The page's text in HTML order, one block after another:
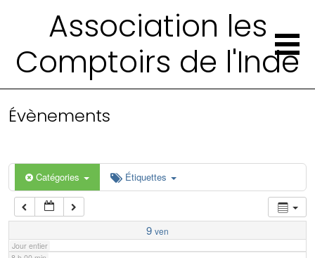
Association les
Comptoirs de l'Inde
Évènements
Catégories Étiquettes
9 ven
Jour entier
4 h 00 min
6 h 00 min
7 h 00 min